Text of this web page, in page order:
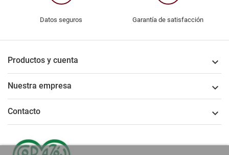
Datos seguros Garantía de satisfacción
Productos y cuenta 
Nuestra empresa 
Contacto 